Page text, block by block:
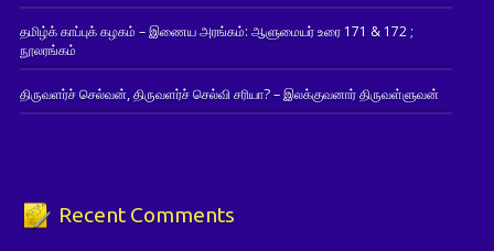
தமிழ்க் காப்புக் கழகம் – இணைய அரங்கம்: ஆளுமையர் உரை 171 & 172 ;
நூலரங்கம்
திருவளர்ச் செல்வன், திருவளர்ச் செல்வி சரியா? – இலக்குவனார் திருவள்ளுவன்
Recent Comments